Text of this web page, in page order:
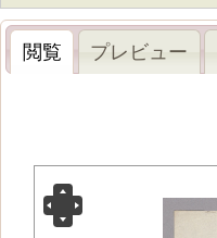
閲覧 プレビュー